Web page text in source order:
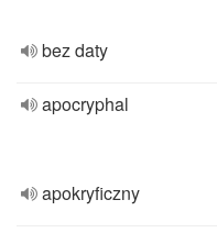
bez daty
apocryphal
apokryficzny